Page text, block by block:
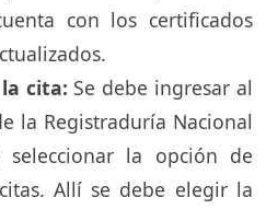
con los certificados
cita: Se debe ingresar al
la Registraduría Nacional
la opción de
Allí se debe elegir la